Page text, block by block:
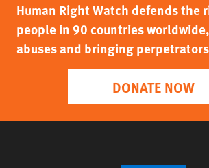
Human Right Watch defends the
people in 90 countries
abuses and bringing
DONATE NOW